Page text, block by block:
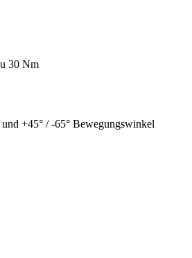
30 Nm
+45° / -65° Bewegungswinkel